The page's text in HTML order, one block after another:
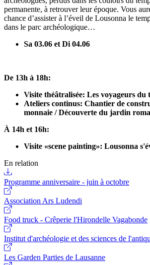
permanente, à retrouver leur époque. Vous
chance d’assister à l’éveil de Lousonna le
dans le parc archéologique…
Sa 03.06 et Di 04.06
De 13h à 18h:
Visite théâtralisée: Les voyageurs du
Ateliers continus: Chantier de
monnaie / Découverte du jardin
À 14h et 16h:
Visite «scene painting»: Lousonna
En relation
Programme anniversaire - juin à octobre
Association Ars Ludendi
Food truck - Crêperie l'Hirondelle Vagabonde
Institut d'archéologie et des sciences de
Les Garden Parties de Lausanne